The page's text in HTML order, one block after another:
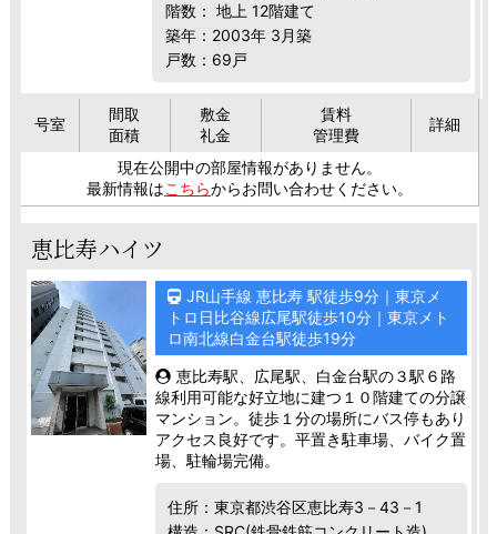
階数： 地上 12階建て
築年：2003年 3月築
戸数：69戸
号室
間取
面積
敷金
礼金
賃料
管理費
詳細
現在公開中の部屋情報がありません。
最新情報はこちらからお問い合わせください。
恵比寿ハイツ
JR山手線 恵比寿 駅徒歩9分｜東京メ
トロ日比谷線広尾駅徒歩10分｜東京メト
ロ南北線白金台駅徒歩19分
恵比寿駅、広尾駅、白金台駅の３駅６路
線利用可能な好立地に建つ１０階建ての分譲
マンション。徒歩１分の場所にバス停もあり
アクセス良好です。平置き駐車場、バイク置
場、駐輪場完備。
住所：東京都渋谷区恵比寿3－43－1